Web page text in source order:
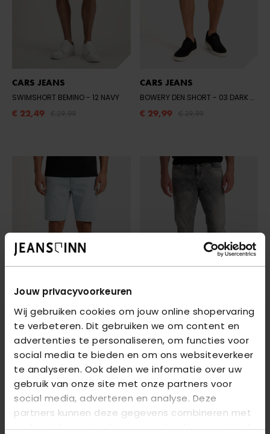
Jouw privacyvoorkeuren
Wij gebruiken cookies om jouw online shopervaring
te verbeteren. Dit gebruiken we om content en
advertenties te personaliseren, om functies voor
social media te bieden en om ons websiteverkeer
te analyseren. Ook delen we informatie over uw
gebruik van onze site met onze partners voor
social media, adverteren en analyse. Deze
partners kunnen deze gegevens combineren met
andere informatie die u aan ze heeft verstrekt of
CARS JEANS
SWIMSHORT BEMINO - 12 NAVY
€ 22,49
CARS JEANS
BOWERY DEN.SHORT - 03 DARK USED
€ 29,99
CARS JEANS
BOWERY DEN.SHORT- 75 BLEACHED USED
€ 29,99 € 39,99
CARS JEANS
JEANS DOUGLAS REGULAR- 13 GREY USED
€ 31,99 € 39,99